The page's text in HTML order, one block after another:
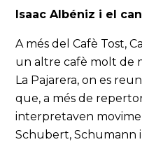
Isaac Albéniz i el
A més del Cafè Tost,
un altre cafè molt de
La Pajarera, on es
que, a més de
interpretaven
Schubert, Schumann